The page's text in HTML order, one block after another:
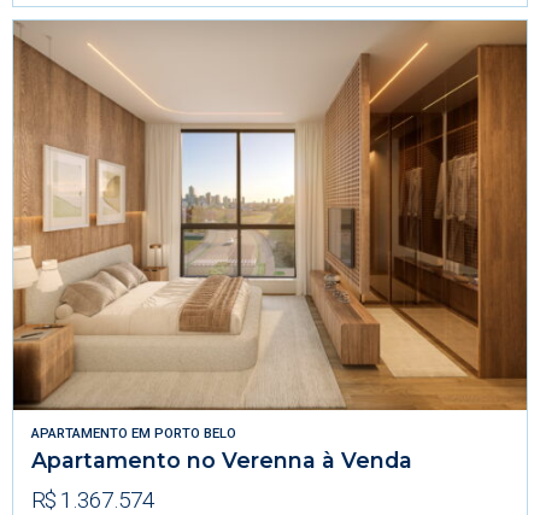
APARTAMENTO EM PORTO BELO
Apartamento no Verenna à Venda
R$ 1.367.574